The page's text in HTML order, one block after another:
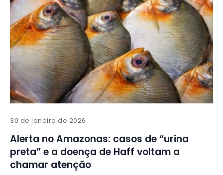
30 de janeiro de 2026
Alerta no Amazonas: casos de “urina
preta” e a doença de Haff voltam a
chamar atenção